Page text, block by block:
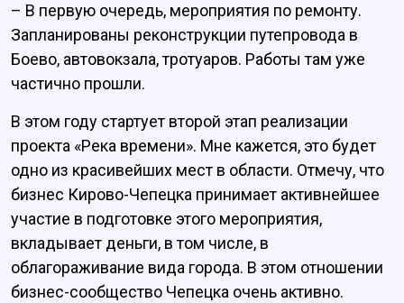
– В первую очередь, мероприятия по ремонту.
Запланированы реконструкции путепровода в
Боево, автовокзала, тротуаров. Работы там уже
частично прошли.
В этом году стартует второй этап реализации
проекта «Река времени». Мне кажется, это будет
одно из красивейших мест в области. Отмечу, что
бизнес Кирово-Чепецка принимает активнейшее
участие в подготовке этого мероприятия,
вкладывает деньги, в том числе, в
облагораживание вида города. В этом отношении
бизнес-сообщество Чепецка очень активно.